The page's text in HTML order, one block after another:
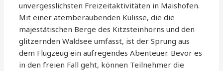
unvergesslichsten Freizeitaktivitäten in Maishofen.
Mit einer atemberaubenden Kulisse, die die
majestätischen Berge des Kitzsteinhorns und den
glitzernden Waldsee umfasst, ist der Sprung aus
dem Flugzeug ein aufregendes Abenteuer. Bevor es
in den freien Fall geht, können Teilnehmer die